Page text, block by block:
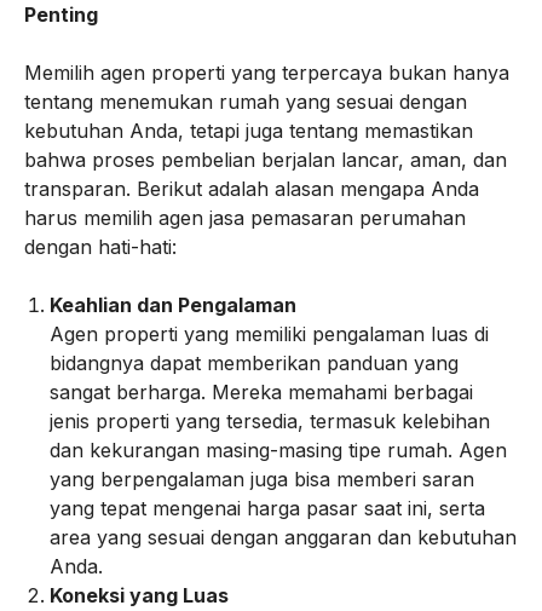
Penting
Memilih agen properti yang terpercaya bukan hanya
tentang menemukan rumah yang sesuai dengan
kebutuhan Anda, tetapi juga tentang memastikan
bahwa proses pembelian berjalan lancar, aman, dan
transparan. Berikut adalah alasan mengapa Anda
harus memilih agen jasa pemasaran perumahan
dengan hati-hati:
Keahlian dan Pengalaman
Agen properti yang memiliki pengalaman luas di
bidangnya dapat memberikan panduan yang
sangat berharga. Mereka memahami berbagai
jenis properti yang tersedia, termasuk kelebihan
dan kekurangan masing-masing tipe rumah. Agen
yang berpengalaman juga bisa memberi saran
yang tepat mengenai harga pasar saat ini, serta
area yang sesuai dengan anggaran dan kebutuhan
Anda.
Koneksi yang Luas